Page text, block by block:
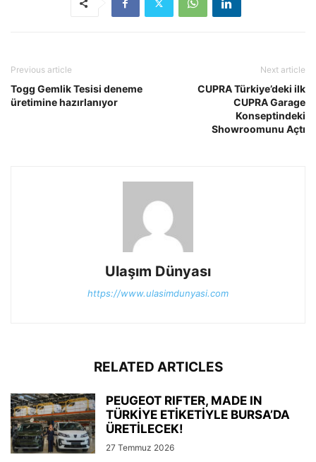
Previous article
Togg Gemlik Tesisi deneme
üretimine hazırlanıyor
Next article
CUPRA Türkiye’deki ilk
CUPRA Garage
Konseptindeki
Showroomunu Açtı
Ulaşım Dünyası
https://www.ulasimdunyasi.com
RELATED ARTICLES
PEUGEOT RIFTER, MADE IN
TÜRKİYE ETİKETİYLE BURSA’DA
ÜRETİLECEK!
27 Temmuz 2026